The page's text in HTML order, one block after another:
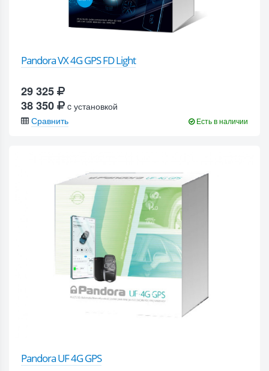
Pandora VX 4G GPS FD Light
29 325
38 350
c установкой
Сравнить
Есть в наличии
Pandora UF 4G GPS